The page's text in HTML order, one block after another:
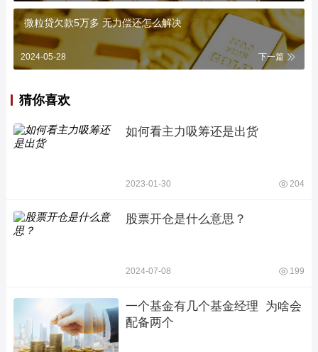
微粒贷欠款5万多 无力偿还怎么解决
2024-05-28 下一篇
猜你喜欢
如何看主力吸筹还是出货
2023-01-30 204
股票开仓是什么意思？
2024-07-08 199
一个基金有几个基金经理  为啥会
配备两个